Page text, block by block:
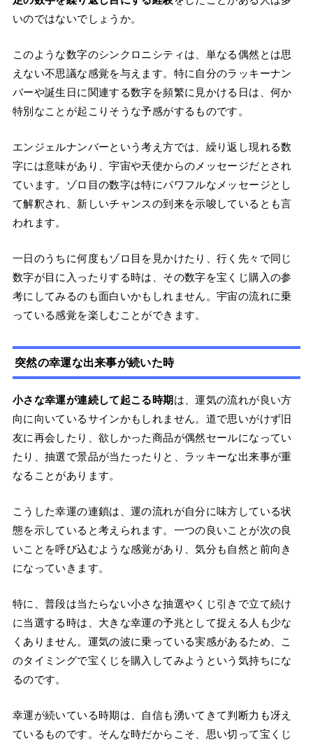
いのではないでしょうか。
このような数字のシンクロニシティは、単なる偶然とは思
えない不思議な感覚を与えます。特に自分のラッキーナン
バーや誕生日に関連する数字を頻繁に見かける日は、何か
特別なことが起こりそうな予感がするものです。
エンジェルナンバーという考え方では、繰り返し現れる数
字には意味があり、宇宙や天使からのメッセージだとされ
ています。ゾロ目の数字は特にパワフルなメッセージとし
て解釈され、新しいチャンスの到来を示唆しているとも言
われます。
一日のうちに何度もゾロ目を見かけたり、行く先々で同じ
数字が目に入ったりする時は、その数字を宝くじ購入の参
考にしてみるのも面白いかもしれません。宇宙の流れに乗
っている感覚を楽しむことができます。
突然の幸運な出来事が続いた時
小さな幸運が連続して起こる時期 は、運気の流れが良い方
向に向いているサインかもしれません。道で思いがけず旧
友に再会したり、欲しかった商品が偶然セールになってい
たり、抽選で景品が当たったりと、ラッキーな出来事が重
なることがあります。
こうした幸運の連鎖は、運の流れが自分に味方している状
態を示していると考えられます。一つの良いことが次の良
いことを呼び込むような感覚があり、気分も自然と前向き
になっていきます。
特に、普段は当たらない小さな抽選やくじ引きで立て続け
に当選する時は、大きな幸運の予兆として捉える人も少な
くありません。運気の波に乗っている実感があるため、こ
のタイミングで宝くじを購入してみようという気持ちにな
るのです。
幸運が続いている時期は、自信も湧いてきて判断力も冴え
ているものです。そんな時だからこそ、思い切って宝くじ